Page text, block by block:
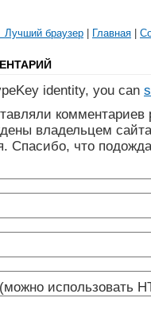
Лучший браузер Главная
identity, you can
владельцем
Спасибо, что
использовать